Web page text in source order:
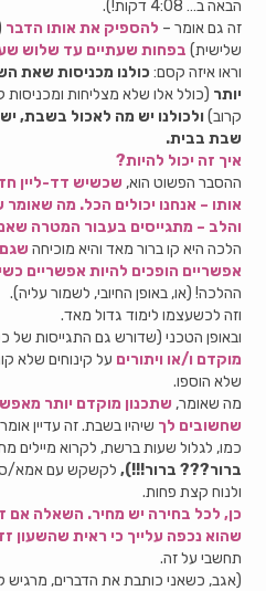
הבאה ב… 4:08 דקות!).
זה גם אומר – להספיק את אותו הדבר
שלישית) בפחות שעתיים עד שלוש
וראו איזה קסם: כולנו מכניסות שאת
יותר (כולל אלו שלא מצליחות ומכניסות
קרוב) ולכולנו יש מה לאכול בשבת,
שבת בבית.
איך זה יכול להיות?
ההסבר הפשוט הוא, שכשיש דד-ליין
אותו – אנחנו יכולים הכל. מה
והלב – מתגייסים בעבור המטרה
הלכה היא קו ברור מאד והיא מוכיחה שגם
אפשריים הופכים להיות אפשריים
ההלכה! (או, באופן החיובי, לשמור עליה).
וזה לכשעצמו לימוד גדול מאד.
ובאופן הטכני (שדורש גם התגייסות של
מוקדם ו/או ויתורים על קינוחים שלא
שלא הוספו.
מה שאומר, שתכנון מוקדם יותר
שחשובים לך שיהיו בשבת. זה עדיין
כמו, לגלול שעות ברשת, לקרוא מיילים
ברור??? ברור!!!), לקשקש עם אמא/
ולנוח קצת פחות.
כן, לכל בחירה יש מחיר. השאלה
שהוא נכפה עלייך כי ראית שהשעון
תחשבי על זה.
(אגב, כשאני כותבת את הדברים, מרגיש